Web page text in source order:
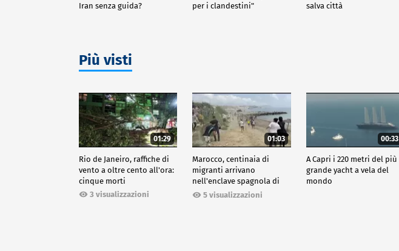
Iran senza guida?
per i clandestini"
salva città
Più visti
01:29
Rio de Janeiro, raffiche di
vento a oltre cento all'ora:
cinque morti
3 visualizzazioni
01:03
Marocco, centinaia di
migranti arrivano
nell'enclave spagnola di
Ceuta5 visualizzazioni
00:33
A Capri i 220 metri del più
grande yacht a vela del
mondo